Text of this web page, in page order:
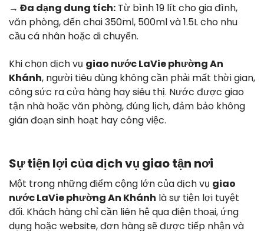
→ Đa dạng dung tích: Từ bình 19 lít cho gia đình,
văn phòng, đến chai 350ml, 500ml và 1.5L cho nhu
cầu cá nhân hoặc di chuyển.
Khi chọn dịch vụ giao nước LaVie phường An
Khánh, người tiêu dùng không cần phải mất thời gian,
công sức ra cửa hàng hay siêu thị. Nước được giao
tận nhà hoặc văn phòng, đúng lịch, đảm bảo không
gián đoạn sinh hoạt hay công việc.
Sự tiện lợi của dịch vụ giao tận nơi
Một trong những điểm cộng lớn của dịch vụ giao
nước LaVie phường An Khánh là sự tiện lợi tuyệt
đối. Khách hàng chỉ cần liên hệ qua điện thoại, ứng
dụng hoặc website, đơn hàng sẽ được tiếp nhận và